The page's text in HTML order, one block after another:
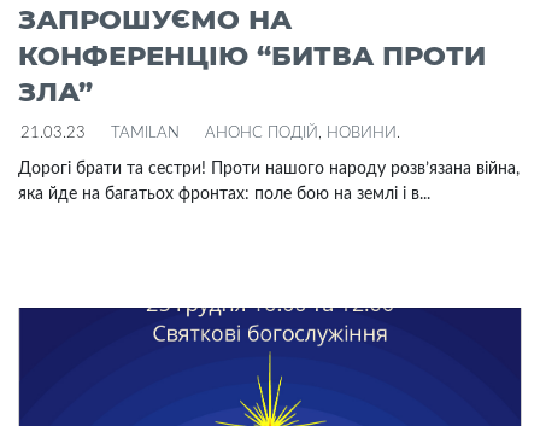
ЗАПРОШУЄМО НА
КОНФЕРЕНЦІЮ “БИТВА ПРОТИ
ЗЛА”
21.03.23 TAMILAN АНОНС ПОДІЙ , НОВИНИ .
Дорогі брати та сестри! Проти нашого народу розв’язана війна,
яка йде на багатьох фронтах: поле бою на землі і в...